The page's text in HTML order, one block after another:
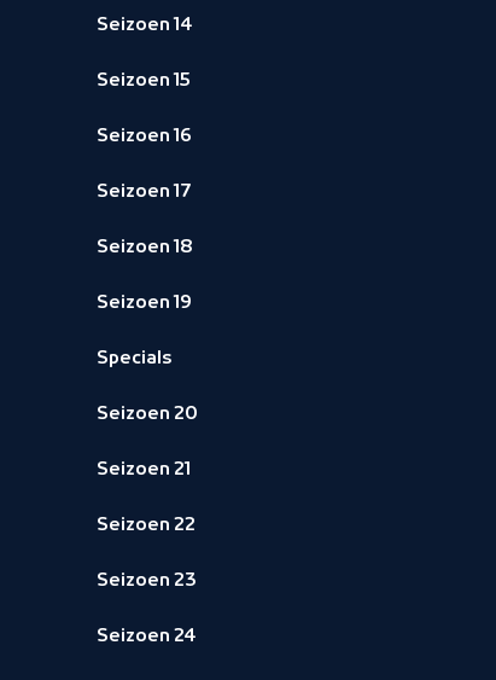
Seizoen 14
Seizoen 15
Seizoen 16
Seizoen 17
Seizoen 18
Seizoen 19
Specials
Seizoen 20
Seizoen 21
Seizoen 22
Seizoen 23
Seizoen 24